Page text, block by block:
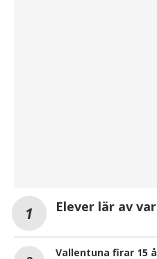
Elever lär av
Vallentuna firar 15